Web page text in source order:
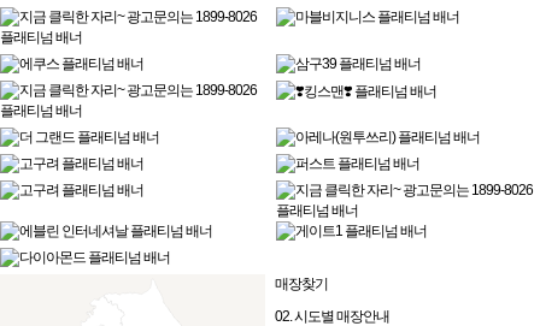
매장찾기
02. 시도별 매장안내